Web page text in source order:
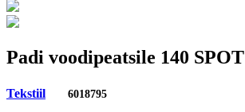
Padi voodipeatsile 140 SPOT
Tekstiil 6018795